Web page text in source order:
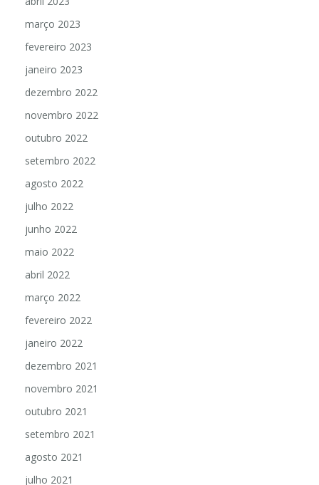
março 2023
fevereiro 2023
janeiro 2023
dezembro 2022
novembro 2022
outubro 2022
setembro 2022
agosto 2022
julho 2022
junho 2022
maio 2022
abril 2022
março 2022
fevereiro 2022
janeiro 2022
dezembro 2021
novembro 2021
outubro 2021
setembro 2021
agosto 2021
julho 2021